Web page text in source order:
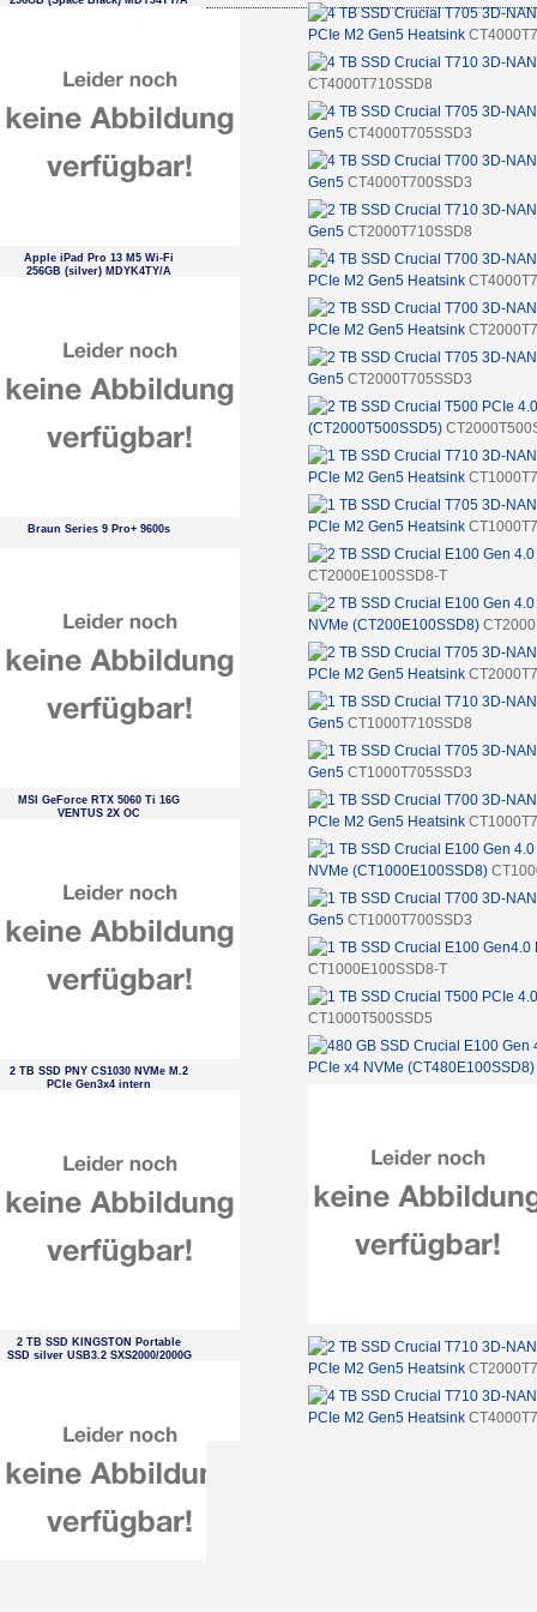
Apple iPad Pro 13 M5 Wi-Fi
256GB (silver) MDYK4TY/A
Braun Series 9 Pro+ 9600s
MSI GeForce RTX 5060 Ti 16G
VENTUS 2X OC
2 TB SSD PNY CS1030 NVMe M.2
PCIe Gen3x4 intern
2 TB SSD KINGSTON Portable
SSD silver USB3.2 SXS2000/2000G
PCIe M2 Gen5 Heatsink
CT4000T710SSD8
Gen5 CT4000T705SSD3
Gen5 CT4000T700SSD3
Gen5 CT2000T710SSD8
PCIe M2 Gen5 Heatsink
PCIe M2 Gen5 Heatsink
Gen5 CT2000T705SSD3
(CT2000T500SSD5)
PCIe M2 Gen5 Heatsink
PCIe M2 Gen5 Heatsink
CT2000E100SSD8-T
NVMe (CT200E100SSD8)
PCIe M2 Gen5 Heatsink
Gen5 CT1000T710SSD8
Gen5 CT1000T705SSD3
PCIe M2 Gen5 Heatsink
NVMe (CT1000E100SSD8)
Gen5 CT1000T700SSD3
CT1000E100SSD8-T
CT1000T500SSD5
PCIe x4 NVMe (CT480E100SSD8)
PCIe M2 Gen5 Heatsink
PCIe M2 Gen5 Heatsink